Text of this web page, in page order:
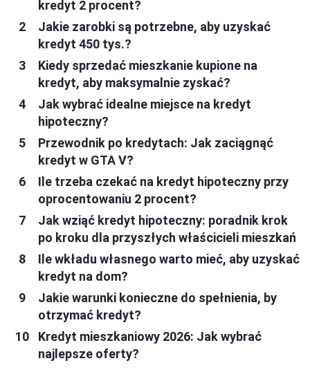
kredyt 2 procent?
Jakie zarobki są potrzebne, aby uzyskać
kredyt 450 tys.?
Kiedy sprzedać mieszkanie kupione na
kredyt, aby maksymalnie zyskać?
Jak wybrać idealne miejsce na kredyt
hipoteczny?
Przewodnik po kredytach: Jak zaciągnąć
kredyt w GTA V?
Ile trzeba czekać na kredyt hipoteczny przy
oprocentowaniu 2 procent?
Jak wziąć kredyt hipoteczny: poradnik krok
po kroku dla przyszłych właścicieli mieszkań
Ile wkładu własnego warto mieć, aby uzyskać
kredyt na dom?
Jakie warunki konieczne do spełnienia, by
otrzymać kredyt?
Kredyt mieszkaniowy 2026: Jak wybrać
najlepsze oferty?